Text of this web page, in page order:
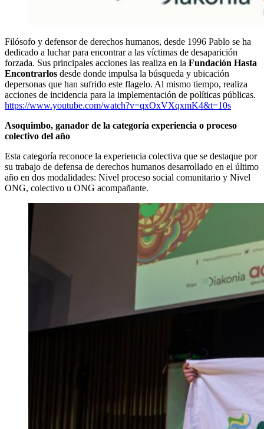
Filósofo y defensor de derechos humanos, desde 1996 Pablo se ha
dedicado a luchar para encontrar a las víctimas de desaparición
forzada. Sus principales acciones las realiza en la Fundación Hasta
Encontrarlos desde donde impulsa la búsqueda y ubicación
depersonas que han sufrido este flagelo. Al mismo tiempo, realiza
acciones de incidencia para la implementación de políticas públicas.
https://www.youtube.com/watch?v=qxOxVXqxmK4&t=10s
Asoquimbo, ganador de la categoría experiencia o proceso
colectivo del año
Esta categoría reconoce la experiencia colectiva que se destaque por
su trabajo de defensa de derechos humanos desarrollado en el último
año en dos modalidades: Nivel proceso social comunitario y Nivel
ONG, colectivo u ONG acompañante.